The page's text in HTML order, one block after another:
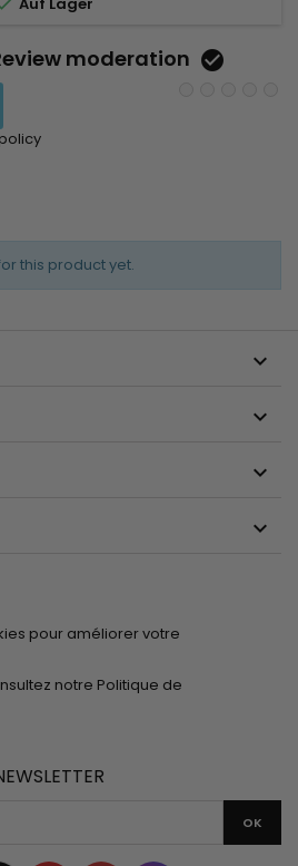
moderation 
this product yet.




pour améliorer votre
notre Politique de